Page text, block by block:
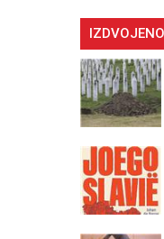
IZDVOJENO